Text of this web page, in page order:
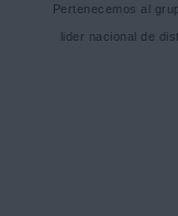
Pertenecemos al
lider nacional de